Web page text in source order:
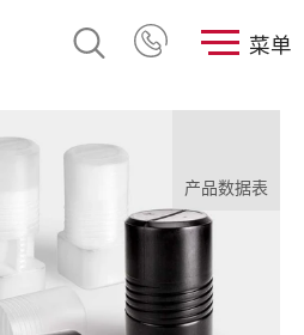
菜单
产品数据表